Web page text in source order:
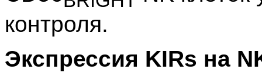
контроля.
Экспрессия KIRs на